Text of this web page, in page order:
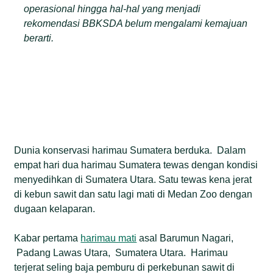
operasional hingga hal-hal yang menjadi
rekomendasi BBKSDA belum mengalami kemajuan
berarti.
Dunia konservasi harimau Sumatera berduka. Dalam
empat hari dua harimau Sumatera tewas dengan kondisi
menyedihkan di Sumatera Utara. Satu tewas kena jerat
di kebun sawit dan satu lagi mati di Medan Zoo dengan
dugaan kelaparan.
Kabar pertama harimau mati asal Barumun Nagari,
Padang Lawas Utara, Sumatera Utara. Harimau
terjerat seling baja pemburu di perkebunan sawit di